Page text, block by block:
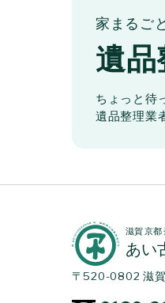
家まるご
遺品
ちょっと待
遺品整理業
滋賀 京都
あい
〒520-0802 滋